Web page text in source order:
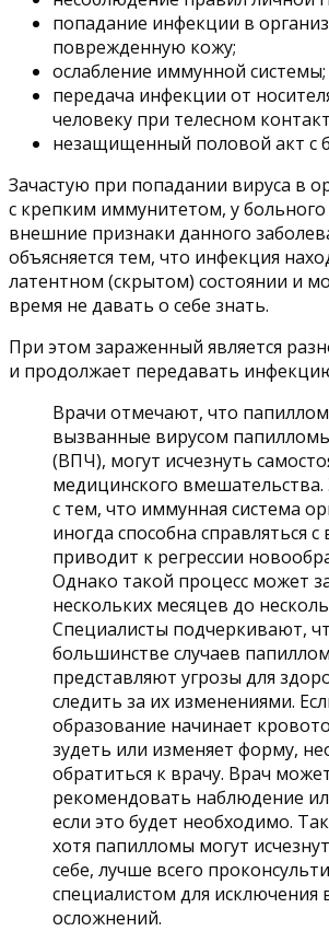
попадание инфекции в
поврежденную кожу;
ослабление иммунной системы;
передача инфекции от
человеку при телесном
незащищенный половой акт с
Зачастую при попадании вируса в
с крепким иммунитетом, у
внешние признаки данного
объясняется тем, что инфекция
латентном (скрытом) состоянии и
время не давать о себе знать.
При этом зараженный является
и продолжает передавать
Врачи отмечают, что
вызванные вирусом
(ВПЧ), могут исчезнуть
медицинского вмешательства.
с тем, что иммунная система
иногда способна справляться
приводит к регрессии
Однако такой процесс может
нескольких месяцев до
Специалисты подчеркивают,
большинстве случаев
представляют угрозы для
следить за их изменениями.
образование начинает
зудеть или изменяет форму,
обратиться к врачу. Врач
рекомендовать наблюдение
если это будет необходимо.
хотя папилломы могут
себе, лучше всего
специалистом для
осложнений.